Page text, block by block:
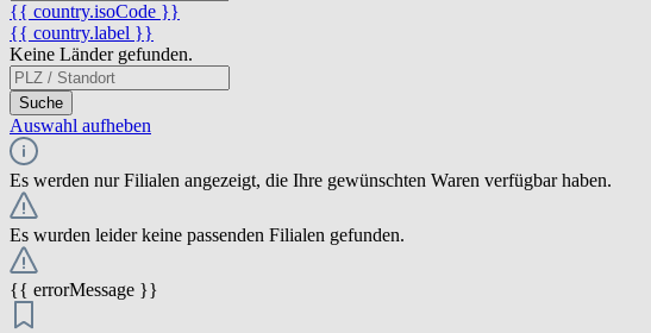
{{ country.isoCode }}
{{ country.label }}
Keine Länder gefunden.
Suche
Auswahl aufheben
Es werden nur Filialen angezeigt, die Ihre gewünschten Waren verfügbar haben.
Es wurden leider keine passenden Filialen gefunden.
{{ errorMessage }}